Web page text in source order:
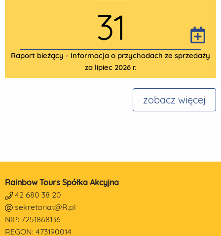
31
Raport bieżący - Informacja o przychodach ze sprzedaży
za lipiec 2026 r.
zobacz więcej
Rainbow Tours Spółka Akcyjna
42 680 38 20
sekretariat@R.pl
NIP: 7251868136
REGON: 473190014